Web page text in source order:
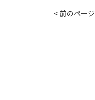
< 前のページ